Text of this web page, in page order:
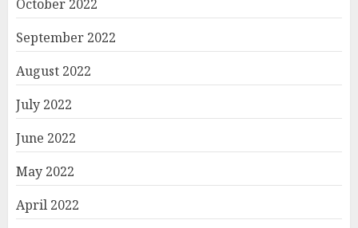
October 2022
September 2022
August 2022
July 2022
June 2022
May 2022
April 2022